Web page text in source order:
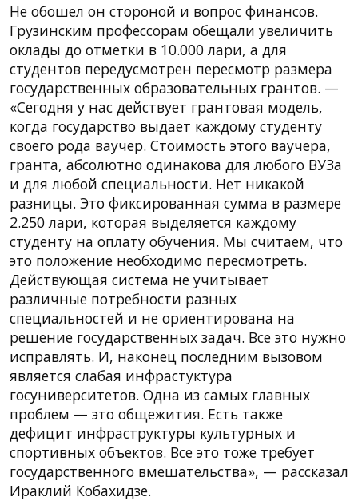
Не обошел он стороной и вопрос финансов.
Грузинским профессорам обещали увеличить
оклады до отметки в 10.000 лари, а для
студентов передусмотрен пересмотр размера
государственных образовательных грантов. —
«Сегодня у нас действует грантовая модель,
когда государство выдает каждому студенту
своего рода ваучер. Стоимость этого ваучера,
гранта, абсолютно одинакова для любого ВУЗа
и для любой специальности. Нет никакой
разницы. Это фиксированная сумма в размере
2.250 лари, которая выделяется каждому
студенту на оплату обучения. Мы считаем, что
это положение необходимо пересмотреть.
Действующая система не учитывает
различные потребности разных
специальностей и не ориентирована на
решение государственных задач. Все это нужно
исправлять. И, наконец последним вызовом
является слабая инфрастуктура
госуниверситетов. Одна из самых главных
проблем — это общежития. Есть также
дефицит инфраструктуры культурных и
спортивных объектов. Все это тоже требует
государственного вмешательства», — рассказал
Ираклий Кобахидзе.